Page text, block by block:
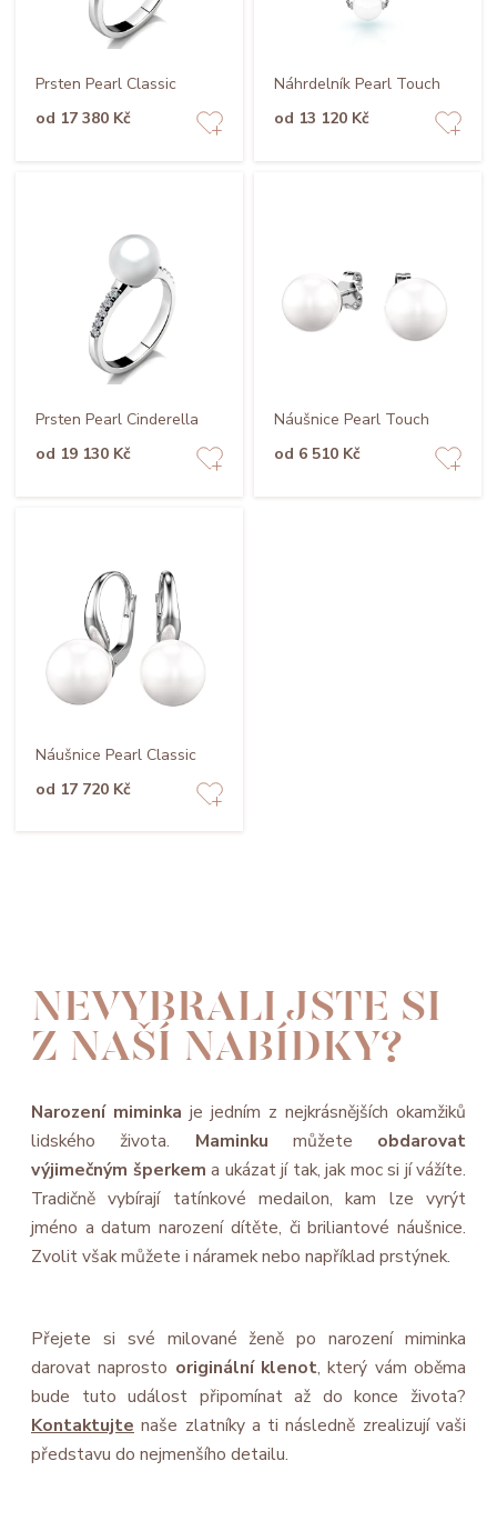
Prsten Pearl Classic
od 17 380 Kč
Náhrdelník Pearl Touch
od 13 120 Kč
Prsten Pearl Cinderella
od 19 130 Kč
Náušnice Pearl Touch
od 6 510 Kč
Náušnice Pearl Classic
od 17 720 Kč
NEVYBRALI JSTE SI
Z NAŠÍ NABÍDKY?
Narození miminka je jedním z nejkrásnějších okamžiků
lidského života. Maminku můžete obdarovat
výjimečným šperkem a ukázat jí tak, jak moc si jí vážíte.
Tradičně vybírají tatínkové medailon, kam lze vyrýt
jméno a datum narození dítěte, či briliantové náušnice.
Zvolit však můžete i náramek nebo například prstýnek.
Přejete si své milované ženě po narození miminka
darovat naprosto originální klenot, který vám oběma
bude tuto událost připomínat až do konce života?
Kontaktujte naše zlatníky a ti následně zrealizují vaši
představu do nejmenšího detailu.